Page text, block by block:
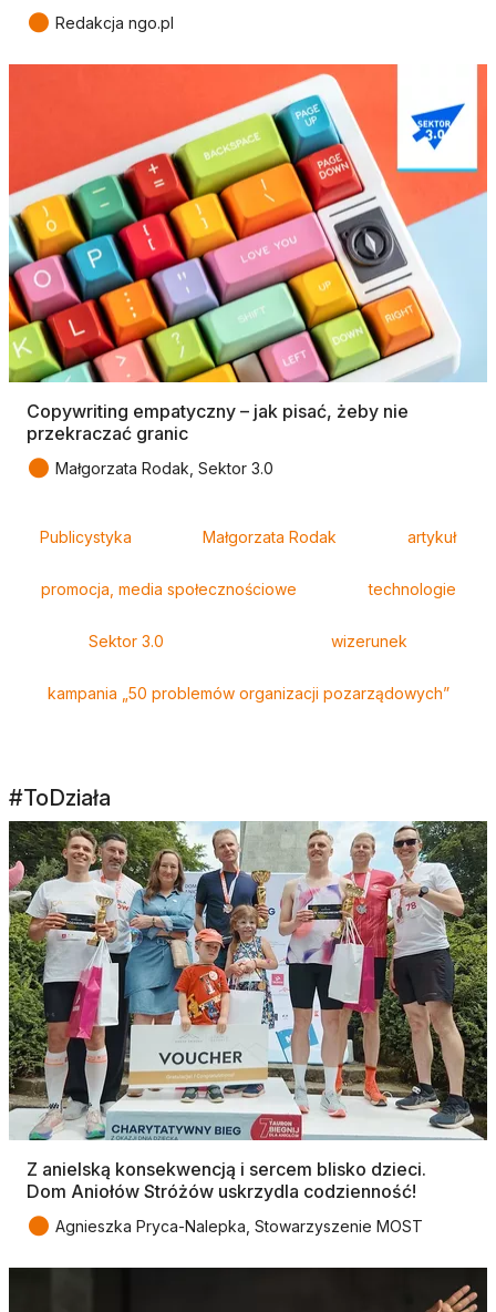
● Redakcja ngo.pl
Copywriting empatyczny – jak pisać, żeby nie
przekraczać granic
● Małgorzata Rodak, Sektor 3.0
Publicystyka Małgorzata Rodak artykuł
promocja, media społecznościowe technologie
Sektor 3.0 wizerunek
kampania „50 problemów organizacji pozarządowych”
#ToDziała
Z anielską konsekwencją i sercem blisko dzieci.
Dom Aniołów Stróżów uskrzydla codzienność!
● Agnieszka Pryca-Nalepka, Stowarzyszenie MOST